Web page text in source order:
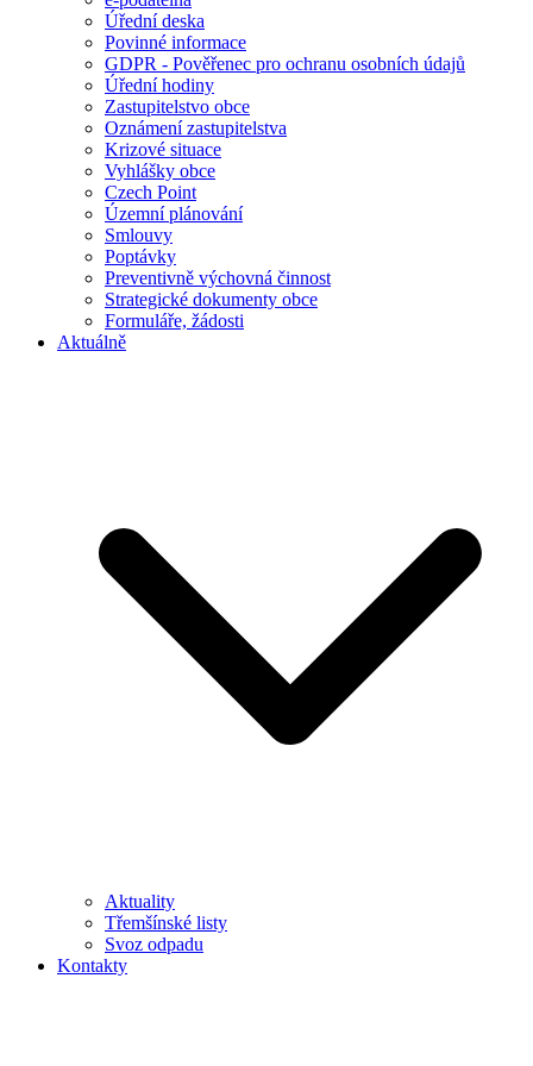
Úřední deska
Povinné informace
GDPR - Pověřenec pro ochranu osobních údajů
Úřední hodiny
Zastupitelstvo obce
Oznámení zastupitelstva
Krizové situace
Vyhlášky obce
Czech Point
Územní plánování
Smlouvy
Poptávky
Preventivně výchovná činnost
Strategické dokumenty obce
Formuláře, žádosti
Aktuálně
Aktuality
Třemšínské listy
Svoz odpadu
Kontakty